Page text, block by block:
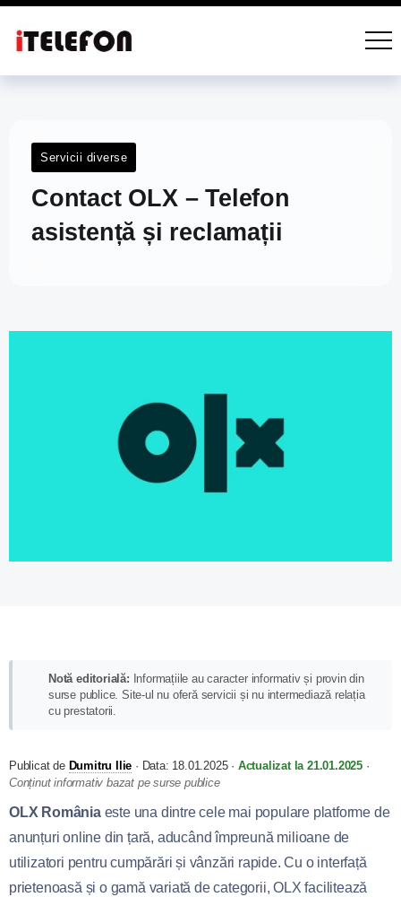
Servicii diverse
Contact OLX – Telefon
asistență și reclamații
Notă editorială: Informațiile au caracter informativ și provin din
surse publice. Site-ul nu oferă servicii și nu intermediază relația
cu prestatorii.
Publicat de Dumitru Ilie · Data: 18.01.2025· Actualizat la21.01.2025 ·
Conținut informativ bazat pe surse publice
OLX Româniaeste una dintre cele mai populare platforme de
anunțuri online din țară, aducând împreună milioane de
utilizatori pentru cumpărări și vânzări rapide. Cu o interfață
prietenoasă și o gamă variată de categorii, OLX facilitează